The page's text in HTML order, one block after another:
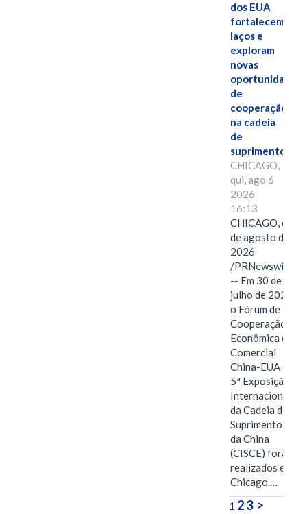
dos EUA
fortalecem
laços e
exploram
novas
oportunidades
de
cooperação
na cadeia
de
suprimentos.
CHICAGO,
qui, ago 6
2026
16:13
CHICAGO, 6
de agosto de
2026
/PRNewswire/
-- Em 30 de
julho de 2026,
o Fórum de
Cooperação
Econômica e
Comercial
China-EUA e a
5ª Exposição
Internacional
da Cadeia de
Suprimentos
da China
(CISCE) foram
realizados em
Chicago.…
1 23 >